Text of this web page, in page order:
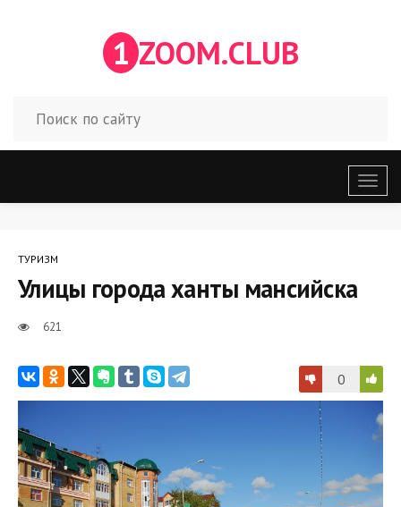
1 ZOOM.CLUB
меню
ТУРИЗМ
Улицы города ханты мансийска
621
0